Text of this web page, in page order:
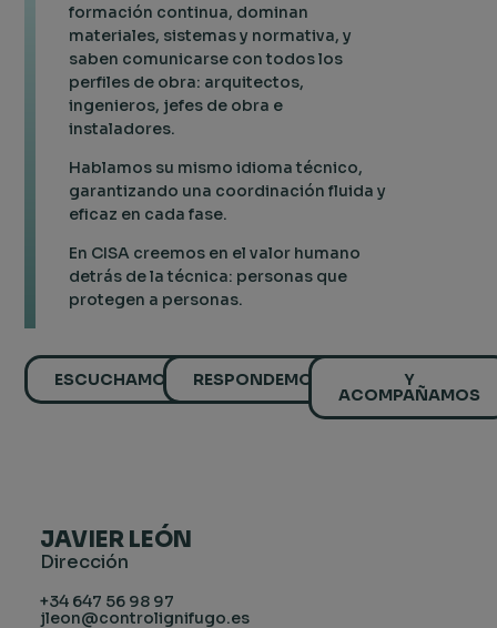
formación continua, dominan
materiales, sistemas y normativa, y
saben comunicarse con todos los
perfiles de obra: arquitectos,
ingenieros, jefes de obra e
instaladores.
Hablamos su mismo idioma técnico,
garantizando una coordinación fluida y
eficaz en cada fase.
En CISA creemos en el valor humano
detrás de la técnica: personas que
protegen a personas.
ESCUCHAMOS RESPONDEMOS Y
ACOMPAÑAMOS
JAVIER LEÓN
Dirección
+34 647 56 98 97
jleon@controlignifugo.es